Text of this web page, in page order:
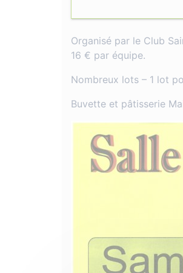
Organisé par le Club
16 € par équipe.
Nombreux lots – 1 lot
Buvette et pâtisserie